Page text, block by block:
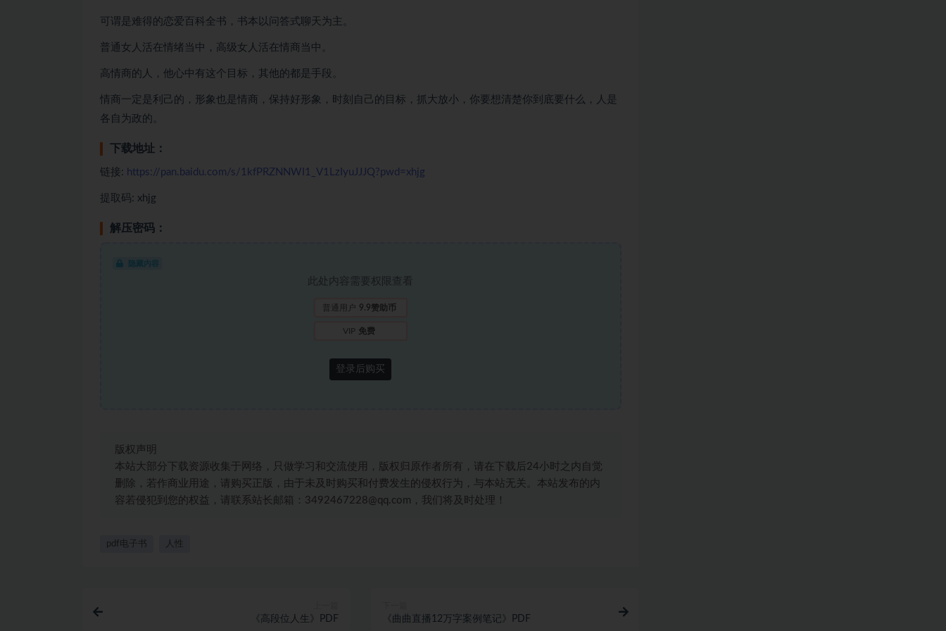
可谓是难得的恋爱百科全书，书本以问答式聊天为主。
普通女人活在情绪当中，高级女人活在情商当中。
高情商的人，他心中有这个目标，其他的都是手段。
情商一定是利己的，形象也是情商，保持好形象，时刻自己的目标，抓大放小，你要想清楚你到底要什么，人是
各自为政的。
下载地址：
链接: https://pan.baidu.com/s/1kfPRZNNWI1_V1LzIyuJJJQ?pwd=xhjg
提取码: xhjg
解压密码：
隐藏内容
此处内容需要权限查看
普通用户 9.9赞助币
VIP 免费
登录后购买
版权声明
本站大部分下载资源收集于网络，只做学习和交流使用，版权归原作者所有，请在下载后24小时之内自觉
删除，若作商业用途，请购买正版，由于未及时购买和付费发生的侵权行为，与本站无关。本站发布的内
容若侵犯到您的权益，请联系站长邮箱：3492467228@qq.com，我们将及时处理！
pdf电子书 人性
《高段位人生》PDF 《曲曲直播12万字案例笔记》PDF